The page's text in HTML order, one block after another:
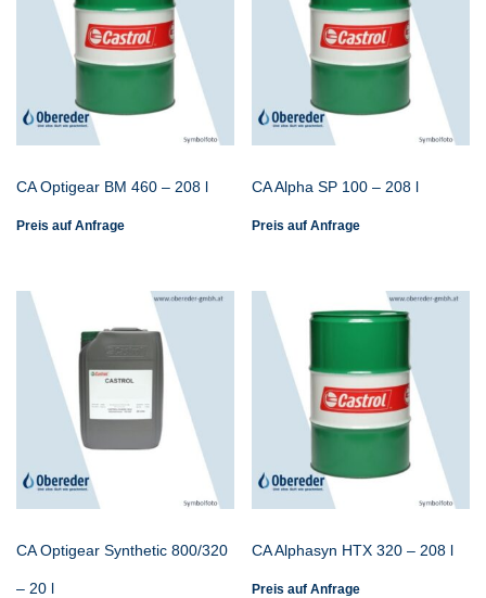
CA Optigear BM 460 – 208 l
Preis auf Anfrage
CA Alpha SP 100 – 208 l
Preis auf Anfrage
CA Optigear Synthetic 800/320
– 20 l
CA Alphasyn HTX 320 – 208 l
Preis auf Anfrage